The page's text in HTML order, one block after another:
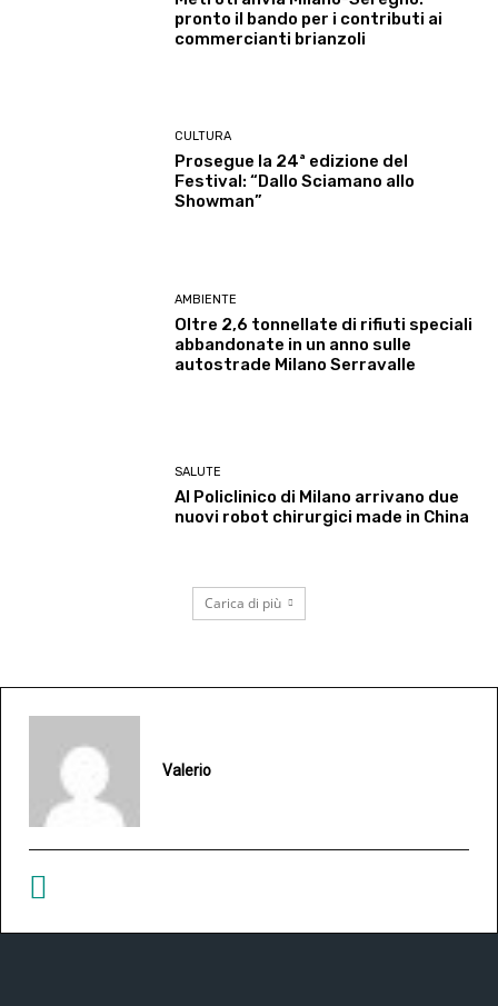
pronto il bando per i contributi ai
commercianti brianzoli
CULTURA
Prosegue la 24ª edizione del
Festival: “Dallo Sciamano allo
Showman”
AMBIENTE
Oltre 2,6 tonnellate di rifiuti speciali
abbandonate in un anno sulle
autostrade Milano Serravalle
SALUTE
Al Policlinico di Milano arrivano due
nuovi robot chirurgici made in China
Carica di più
Valerio